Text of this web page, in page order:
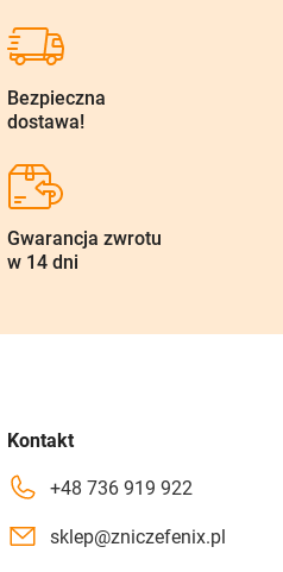
Bezpieczna
dostawa!
Gwarancja zwrotu
w 14 dni
Kontakt
+48 736 919 922
sklep@zniczefenix.pl